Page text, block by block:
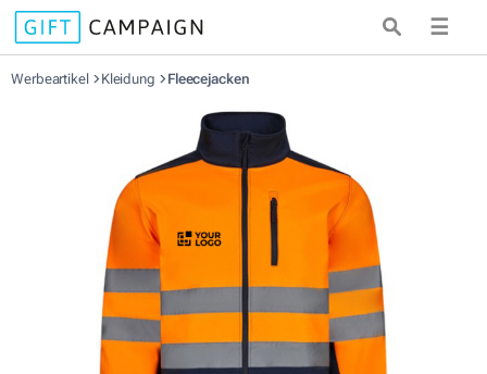
☰
Werbeartikel Kleidung Fleecejacken